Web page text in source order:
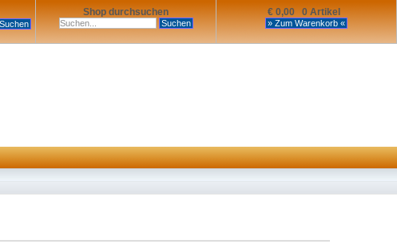
€ 0,00 0 Artikel
Shop durchsuchen